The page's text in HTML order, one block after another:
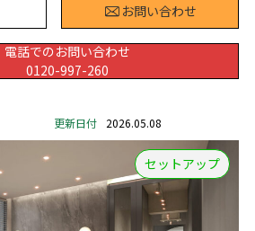
お問い合わせ
電話でのお問い合わせ
0120-997-260
更新日付 2026.05.08
セットアップ